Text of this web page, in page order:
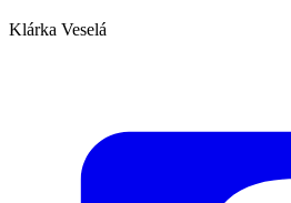
Klárka Veselá